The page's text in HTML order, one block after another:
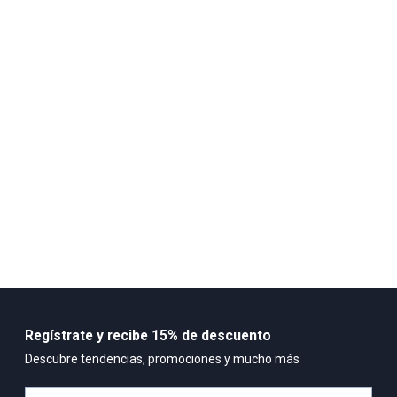
Regístrate y recibe 15% de descuento
Descubre tendencias, promociones y mucho más